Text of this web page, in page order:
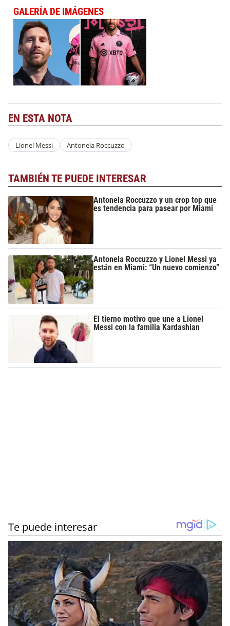
GALERÍA DE IMÁGENES
EN ESTA NOTA
Lionel Messi Antonela Roccuzzo
TAMBIÉN TE PUEDE INTERESAR
Antonela Roccuzzo y un crop top que
es tendencia para pasear por Miami
Antonela Roccuzzo y Lionel Messi ya
están en Miami: “Un nuevo comienzo”
El tierno motivo que une a Lionel
Messi con la familia Kardashian